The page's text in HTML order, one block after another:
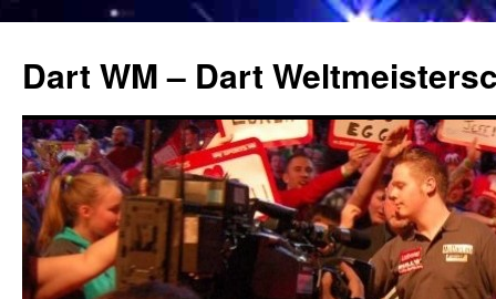
springen
Dart WM – Dart